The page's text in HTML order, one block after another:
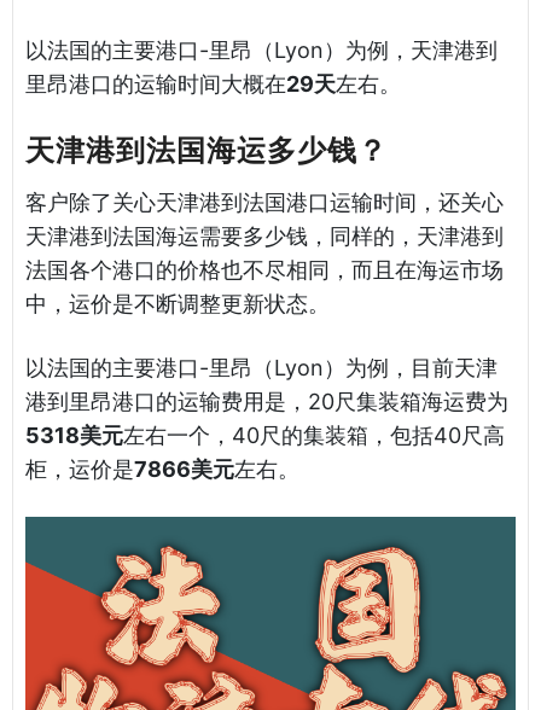
以法国的主要港口-里昂（Lyon）为例，天津港到
里昂港口的运输时间大概在29天左右。
天津港到法国海运多少钱？
客户除了关心天津港到法国港口运输时间，还关心
天津港到法国海运需要多少钱，同样的，天津港到
法国各个港口的价格也不尽相同，而且在海运市场
中，运价是不断调整更新状态。
以法国的主要港口-里昂（Lyon）为例，目前天津
港到里昂港口的运输费用是，20尺集装箱海运费为
5318美元左右一个，40尺的集装箱，包括40尺高
柜，运价是7866美元左右。